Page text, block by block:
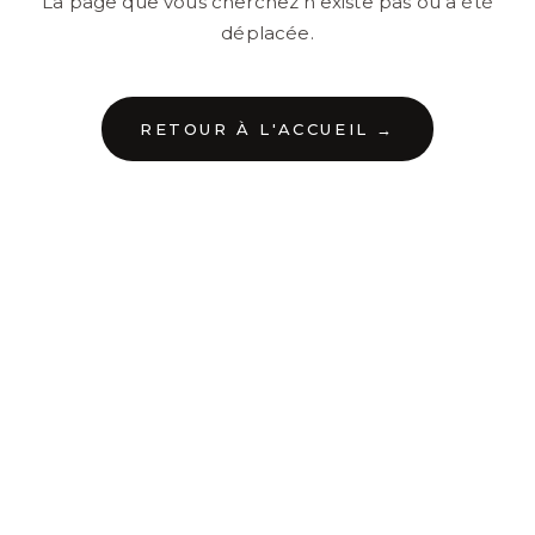
déplacée.
RETOUR À L'ACCUEIL →